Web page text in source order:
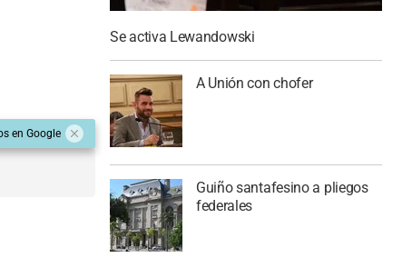
en Google
Se activa Lewandowski
A Unión con chofer
Guiño santafesino a pliegos
federales